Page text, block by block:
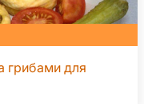
грибами для